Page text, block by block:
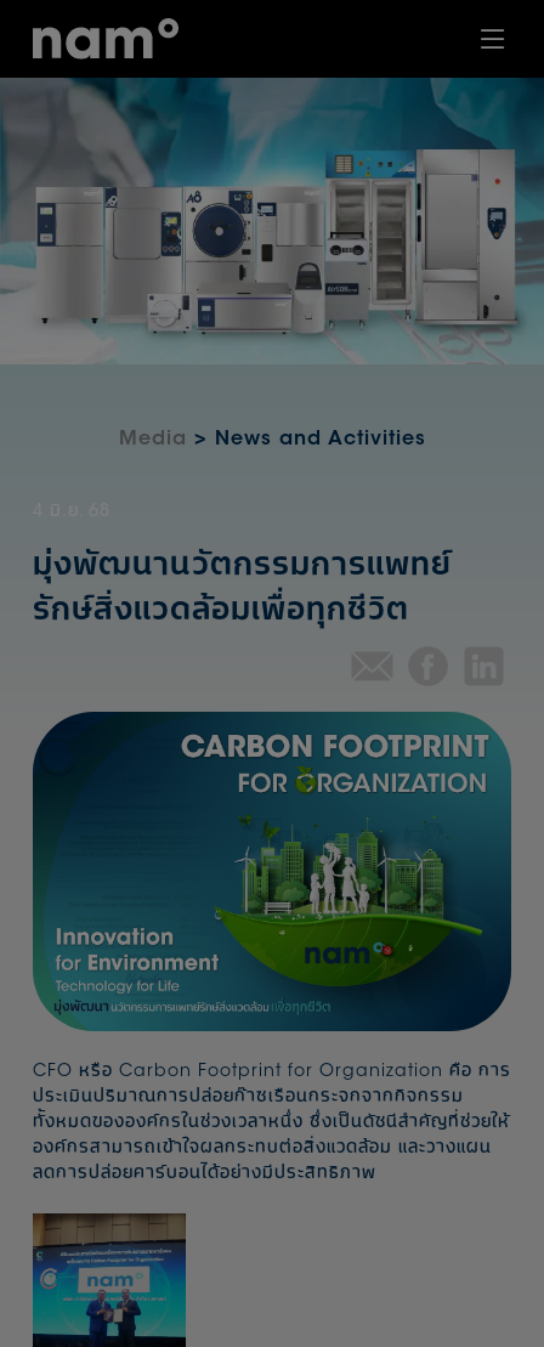
Media > News and Activities
มุ่งพัฒนานวัตกรรมการแพทย์
รักษ์สิ่งแวดล้อมเพื่อทุกชีวิต
CFO หรือ Carbon Footprint for Organization คือ การ
ประเมินปริมาณการปล่อยก๊าซเรือนกระจกจากกิจกรรม
ทั้งหมดขององค์กรในช่วงเวลาหนึ่ง ซึ่งเป็นดัชนีสำคัญที่ช่วยให้
องค์กรสามารถเข้าใจผลกระทบต่อสิ่งแวดล้อม และวางแผน
ลดการปล่อยคาร์บอนได้อย่างมีประสิทธิภาพ